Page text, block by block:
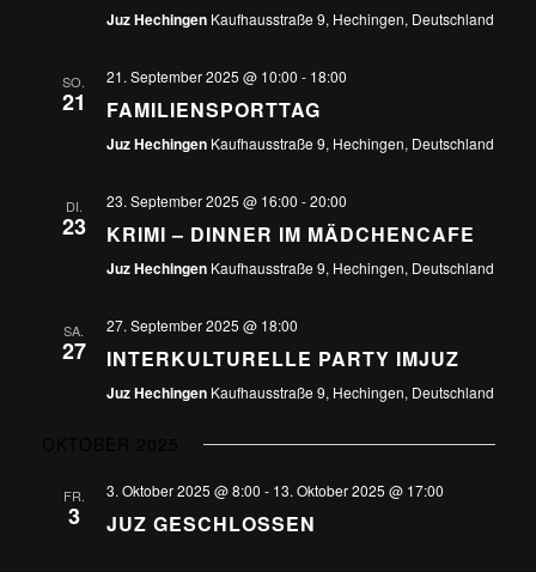
Juz Hechingen Kaufhausstraße 9, Hechingen, Deutschland
SO.
21
21. September 2025 @ 10:00 - 18:00
FAMILIENSPORTTAG
Juz Hechingen Kaufhausstraße 9, Hechingen, Deutschland
DI.
23
23. September 2025 @ 16:00 -20:00
KRIMI – DINNER IM MÄDCHENCAFE
Juz Hechingen Kaufhausstraße 9, Hechingen, Deutschland
SA.
27
27. September 2025 @ 18:00
INTERKULTURELLE PARTY IMJUZ
Juz Hechingen Kaufhausstraße 9, Hechingen, Deutschland
FR.
3
3. Oktober 2025 @ 8:00 - 13. Oktober 2025 @ 17:00
JUZ GESCHLOSSEN